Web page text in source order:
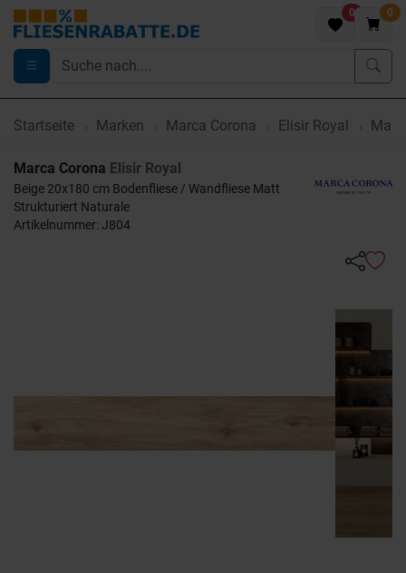
0 0
Startseite Marken Marca Corona Elisir Royal
Marca Corona Elisir Royal
Beige 20x180 cm Bodenfliese / Wandfliese Matt
Strukturiert Naturale
Artikelnummer: J804